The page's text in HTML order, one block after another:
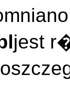
jest